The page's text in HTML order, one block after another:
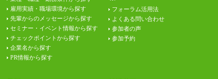
雇用実績・職場環境から探す
先輩からのメッセージから探す
セミナー・イベント情報から探す
チェックポイントから探す
企業名から探す
PR情報から探す
フォーラム活用法
よくある問い合わせ
参加者の声
参加予約